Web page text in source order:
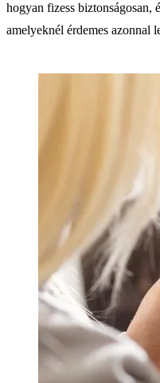
hogyan fizess biztonságosan,
amelyeknél érdemes azonnal